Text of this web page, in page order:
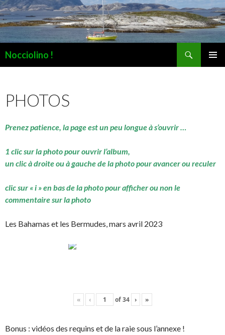
Nocciolino !
PHOTOS
Prenez patience, la page est un peu longue à s’ouvrir …
1 clic sur la photo pour ouvrir l’album,
un clic à droite ou à gauche de la photo pour avancer ou reculer
clic sur « i » en bas de la photo pour afficher ou non le
commentaire sur la photo
Les Bahamas et les Bermudes, mars avril 2023
« ‹ of34 › »
Bonus : vidéos des requins et de la raie sous l’annexe !